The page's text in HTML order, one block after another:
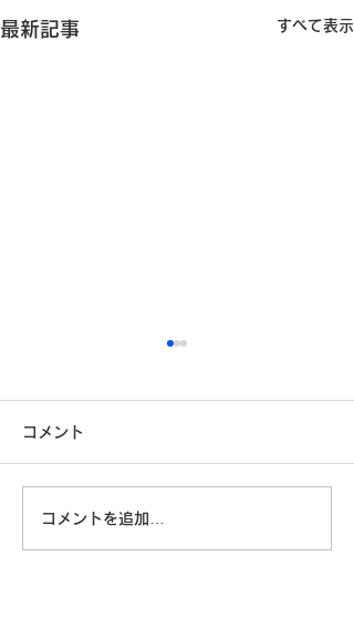
最新記事 すべて表示
「自分に満足している」
コメント
コメントを追加…